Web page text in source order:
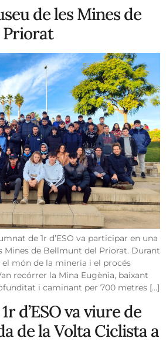
de les Mines de
Priorat
de 1r d’ESO va participar en una
Mines de Bellmunt del Priorat. Durant
món de la mineria i el procés
recórrer la Mina Eugènia, baixant
i caminant per 700 metres […]
d’ESO va viure de
de la Volta Ciclista a